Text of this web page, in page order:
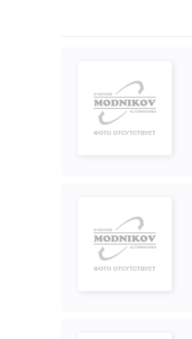
Тормозные суппорты
Щетки и
щеткодержатели
специальные